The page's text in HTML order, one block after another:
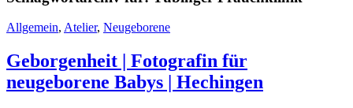
Allgemein, Atelier, Neugeborene
Geborgenheit | Fotografin für
neugeborene Babys | Hechingen